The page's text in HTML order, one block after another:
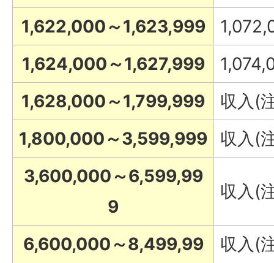
1,622,000～1,623,999
1,624,000～1,627,999
1,628,000～1,799,999
収入(
1,800,000～3,599,999
収入(
3,600,000～6,599,99
9
収入(
6,600,000～8,499,99
収入(